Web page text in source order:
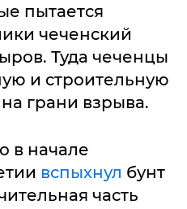
пытается
чеченский
Туда чеченцы
и строительную
грани взрыва.
в начале
вспыхнул бунт
часть